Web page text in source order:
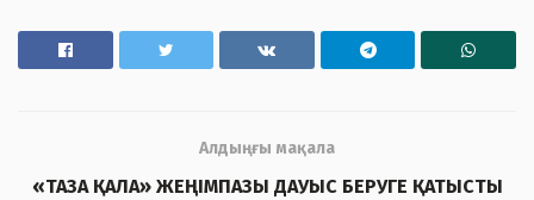
Алдыңғы мақала
«ТАЗА ҚАЛА» ЖЕҢІМПАЗЫ ДАУЫС БЕРУГЕ ҚАТЫСТЫ